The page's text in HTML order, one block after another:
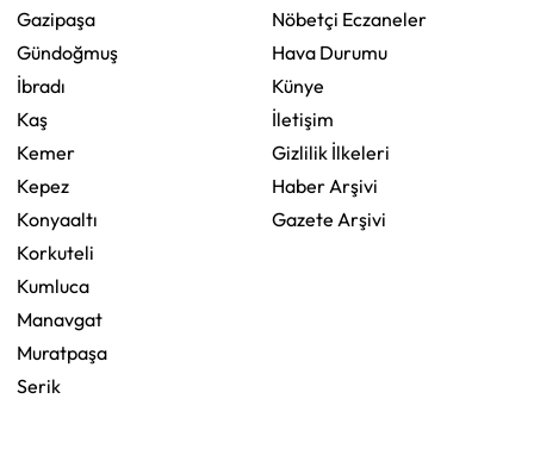
Gazipaşa
Gündoğmuş
İbradı
Kaş
Kemer
Kepez
Konyaaltı
Korkuteli
Kumluca
Manavgat
Muratpaşa
Serik
Nöbetçi Eczaneler
Hava Durumu
Künye
İletişim
Gizlilik İlkeleri
Haber Arşivi
Gazete Arşivi